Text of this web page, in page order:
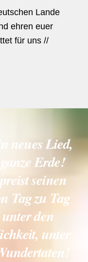
Lande
ehren euer
für uns //
neues Lied,
Erde!
seinen
Tag zu Tag
den
unter